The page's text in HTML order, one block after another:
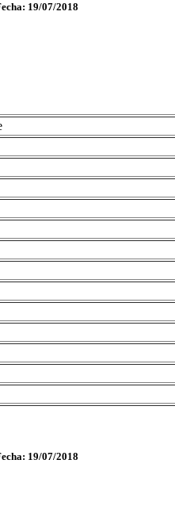
19/07/2018
19/07/2018